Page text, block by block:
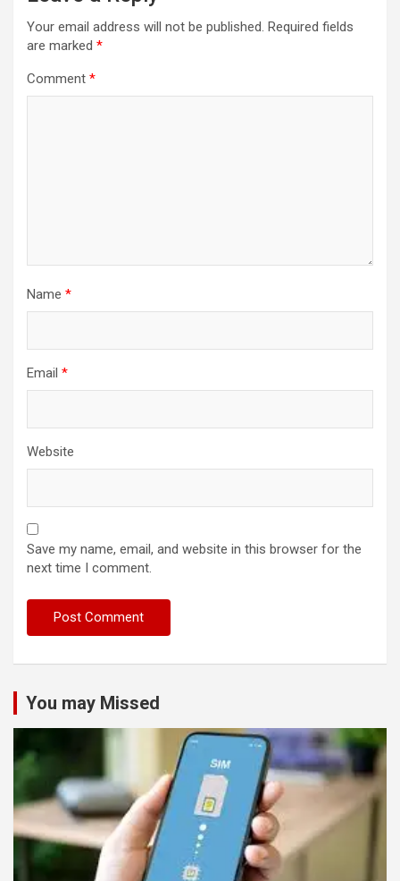
Your email address will not be published. Required fields
are marked *
Comment *
Name *
Email *
Website
Save my name, email, and website in this browser for the
next time I comment.
You may Missed